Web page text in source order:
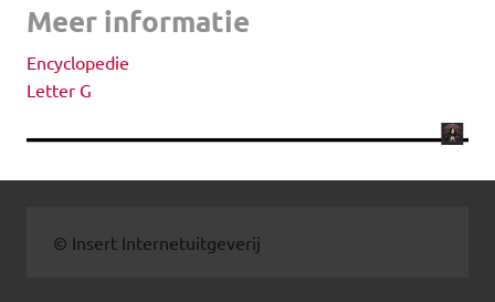
Meer informatie
Encyclopedie
Letter G
© Insert Internetuitgeverij